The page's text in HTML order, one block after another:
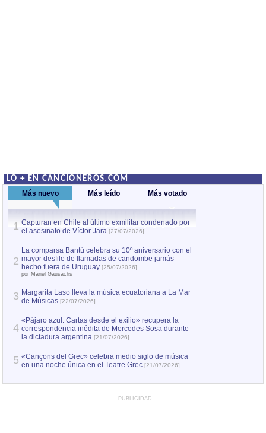
LO + EN CANCIONEROS.COM
Más nuevo Más leído Más votado
1 Capturan en Chile al último exmilitar condenado por
el asesinato de Víctor Jara [27/07/2026]
2
La comparsa Bantú celebra su 10º aniversario con el
mayor desfile de llamadas de candombe jamás
hecho fuera de Uruguay [25/07/2026]
por Manel Gausachs
3 Margarita Laso lleva la música ecuatoriana a La Mar
de Músicas [22/07/2026]
4
«Pájaro azul. Cartas desde el exilio» recupera la
correspondencia inédita de Mercedes Sosa durante
la dictadura argentina [21/07/2026]
5 «Cançons del Grec» celebra medio siglo de música
en una noche única en el Teatre Grec [21/07/2026]
PUBLICIDAD